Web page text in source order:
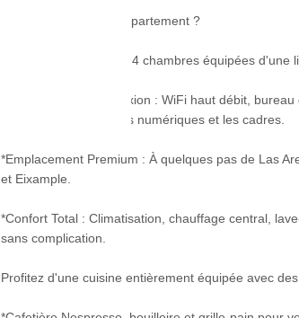
Pourquoi choisir cet appartement ?
*Espaces polyvalents : 4 chambres équipées
*Productivité et Connexion : WiFi haut débit,
idéal pour les nomades numériques et les cadres.
*Emplacement Premium : À quelques pas de Las
et Eixample.
*Confort Total : Climatisation, chauffage central,
sans complication.
Profitez d'une cuisine entièrement équipée avec